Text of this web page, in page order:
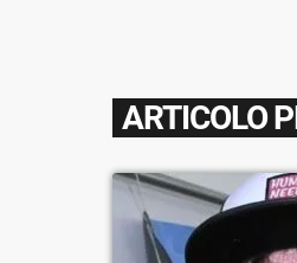
ARTICOLO